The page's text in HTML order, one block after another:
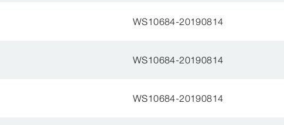
WS10684-20190814
WS10684-20190814
WS10684-20190814